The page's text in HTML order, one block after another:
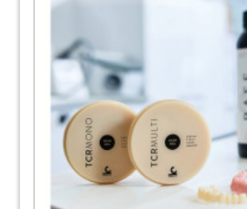
68KaVo Dental